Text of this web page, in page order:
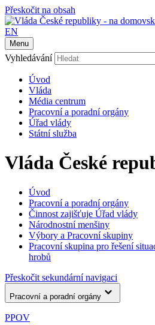
Přeskočit na obsah
EN
Menu
Vyhledávání
Úvod
Vláda
Média centrum
Pracovní a poradní orgány
Úřad vlády
Státní služba
Vláda České
Úvod
Pracovní a poradní orgány
Činnost zajišťuje Úřad vlády
Národnostní menšiny
Výbory a Pracovní skupiny
Pracovní skupina pro řešení
hrobů
Přeskočit sekundární navigaci
Pracovní a poradní orgány
PPOV